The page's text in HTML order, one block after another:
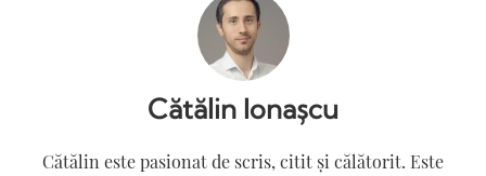
Cătălin Ionașcu
Cătălin este pasionat de scris, citit și călătorit. Este